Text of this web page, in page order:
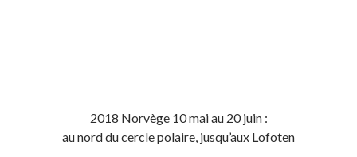
2018 Norvège 10 mai au 20 juin :
au nord du cercle polaire, jusqu’aux Lofoten